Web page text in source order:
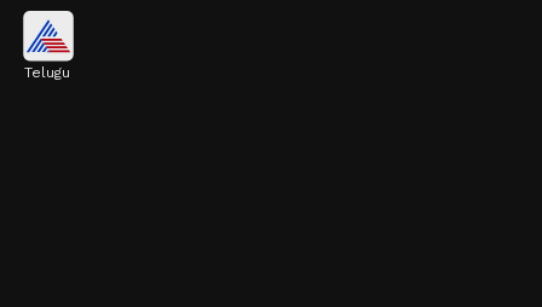
ఆలివ్ ఆయిల్ ని ఆహారంలో చేర్చుకోవడం వల్ల శరీరం
Telugu